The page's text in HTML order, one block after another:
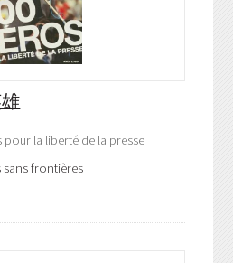
pour la liberté de la presse
sans frontières